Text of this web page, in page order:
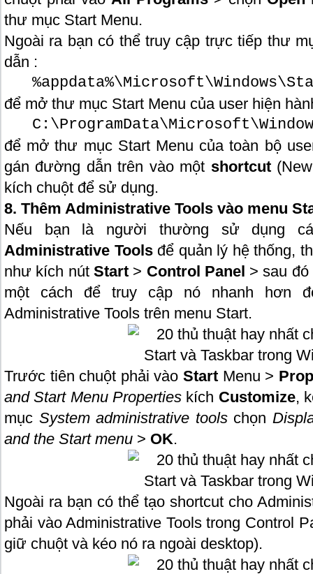
thư mục Start Menu.
Ngoài ra bạn có thể truy cập trực tiếp thư
dẫn :
để mở thư mục Start Menu của user hiện
để mở thư mục Start Menu của toàn bộ
gán đường dẫn trên vào một shortcut
kích chuột để sử dụng.
8. Thêm Administrative Tools vào menu
Nếu bạn là người thường sử dụng
Administrative Toolsđể quản lý hệ thống,
như kích nút Start > Control Panel > sau
một cách để truy cập nó nhanh hơn
Administrative Tools trên menu Start.
Trước tiên chuột phải vào Start Menu >
and Start Menu Properties kích Customize,
mục System administrative tools chọn
and the Start menu > OK.
Ngoài ra bạn có thể tạo shortcut cho
phải vào Administrative Tools trong Control
giữ chuột và kéo nó ra ngoài desktop).